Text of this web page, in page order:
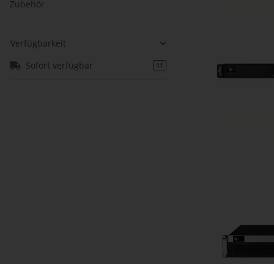
Zubehör
Verfügbarkeit
Sofort verfügbar
11